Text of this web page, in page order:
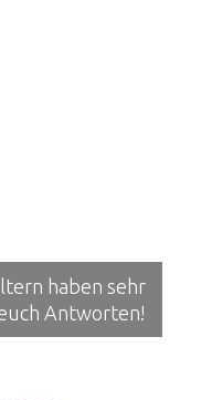
haben sehr
Antworten!